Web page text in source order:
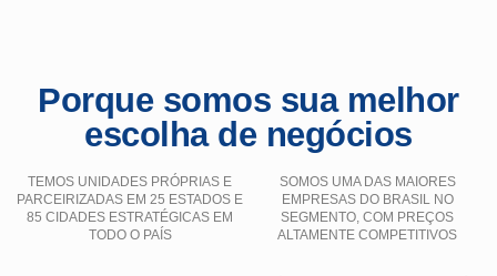
Porque somos sua melhor
escolha de negócios
TEMOS UNIDADES PRÓPRIAS E
PARCEIRIZADAS EM 25 ESTADOS E
85 CIDADES ESTRATÉGICAS EM
TODO O PAÍS
SOMOS UMA DAS MAIORES
EMPRESAS DO BRASIL NO
SEGMENTO, COM PREÇOS
ALTAMENTE COMPETITIVOS